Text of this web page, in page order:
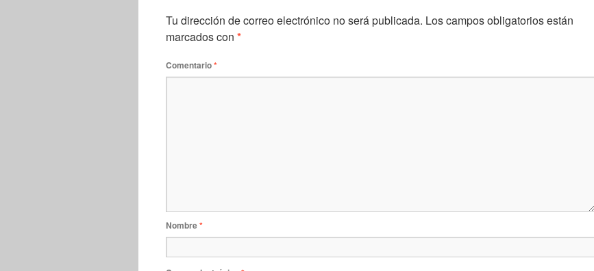
Tu dirección de correo electrónico no será publicada. Los campos obligatorios están
marcados con *
Comentario*
Nombre*